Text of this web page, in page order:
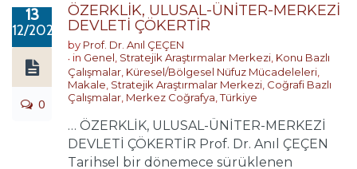
13
12/2020
0
ÖZERKLİK, ULUSAL-ÜNİTER-MERKEZİ
DEVLETİ ÇÖKERTİR
by Prof. Dr. Anıl ÇEÇEN
in Genel Stratejik Araştırmalar Merkezi Konu Bazlı
Çalışmalar Küresel/Bölgesel Nüfuz Mücadeleleri
Makale Stratejik Araştırmalar Merkezi Coğrafi Bazlı
Çalışmalar Merkez Coğrafya ,Türkiye
… ÖZERKLİK, ULUSAL-ÜNİTER-MERKEZİ
DEVLETİ ÇÖKERTİR Prof. Dr. Anıl ÇEÇEN
Tarihsel bir dönemece sürüklenen